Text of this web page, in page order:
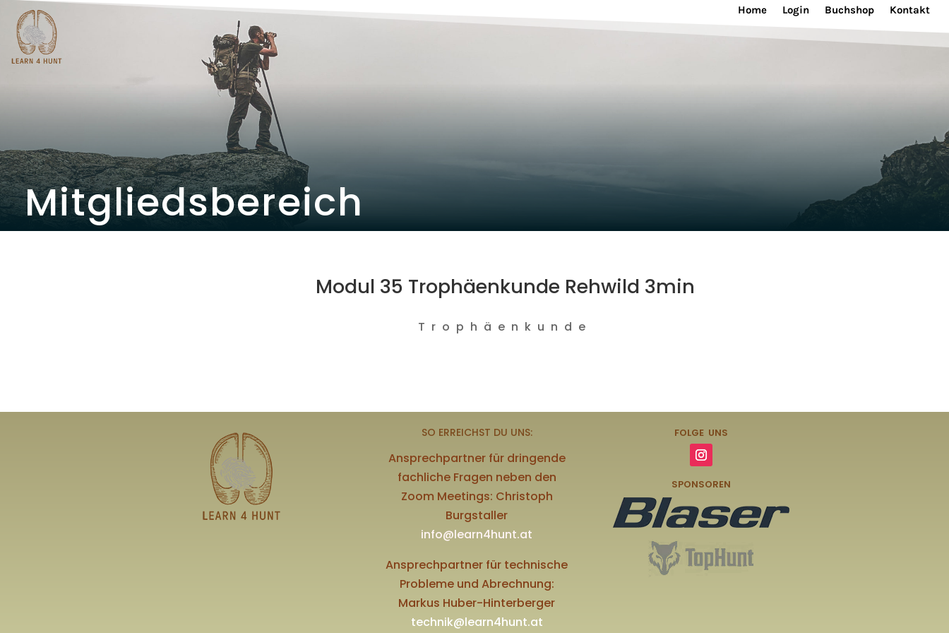
Mitgliedsbereich
Home Login Buchshop Kontakt
Modul 35 Trophäenkunde Rehwild 3min
Trophäenkunde
SO ERREICHST DU UNS:
Ansprechpartner für dringende
fachliche Fragen neben den
Zoom Meetings: Christoph
Burgstaller
info@learn4hunt.at
Ansprechpartner für technische
Probleme und Abrechnung:
Markus Huber-Hinterberger
technik@learn4hunt.at
FOLGE UNS
SPONSOREN